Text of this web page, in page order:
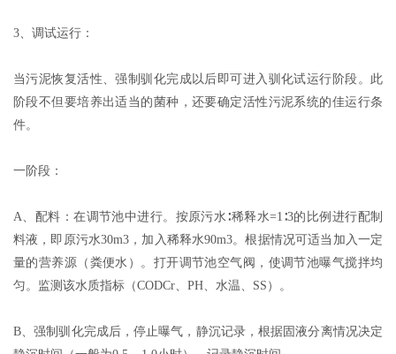
3、调试运行：
当污泥恢复活性、强制驯化完成以后即可进入驯化试运行阶段。此
阶段不但要培养出适当的菌种，还要确定活性污泥系统的佳运行条
件。
一阶段：
A、配料：在调节池中进行。按原污水∶稀释水=1∶3的比例进行配制
料液，即原污水30m3，加入稀释水90m3。根据情况可适当加入一定
量的营养源（粪便水）。打开调节池空气阀，使调节池曝气搅拌均
匀。监测该水质指标（CODCr、PH、水温、SS）。
B、强制驯化完成后，停止曝气，静沉记录，根据固液分离情况决定